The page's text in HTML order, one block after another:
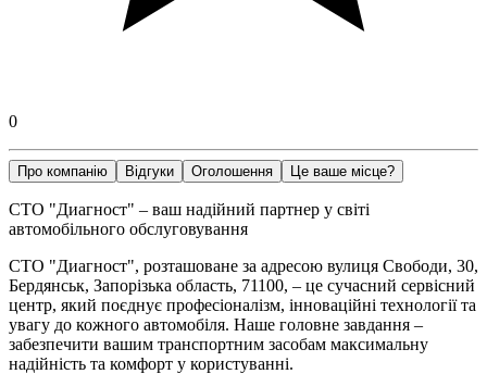
0
Про компанію Відгуки Оголошення Це ваше місце?
СТО "Диагност" – ваш надійний партнер у світі
автомобільного обслуговування
СТО "Диагност", розташоване за адресою вулиця Свободи, 30,
Бердянськ, Запорізька область, 71100, – це сучасний сервісний
центр, який поєднує професіоналізм, інноваційні технології та
увагу до кожного автомобіля. Наше головне завдання –
забезпечити вашим транспортним засобам максимальну
надійність та комфорт у користуванні.